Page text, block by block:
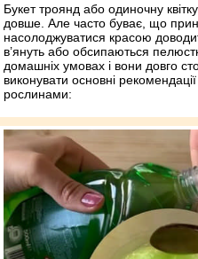
Букет троянд або одиночну
довше. Але часто буває, що
насолоджуватися красою
в’януть або обсипаються
домашніх умовах і вони довго
виконувати основні
рослинами: